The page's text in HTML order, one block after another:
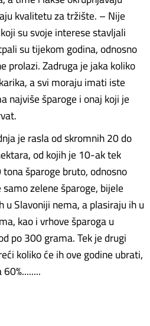
kvalitetu za tržište. – Nije
su svoje interese stavljali
su tijekom godina, odnosno
prolazi. Zadruga je jaka koliko
a svi moraju imati iste
najviše šparoge i onaj koji je
je rasla od skromnih 20 do
od kojih je 10-ak tek
šparoge bruto, odnosno
zelene šparoge, bijele
Slavoniji nema, a plasiraju ih u
kao i vrhove šparoga u
po 300 grama. Tek je drugi
koliko će ih ove godine ubrati,